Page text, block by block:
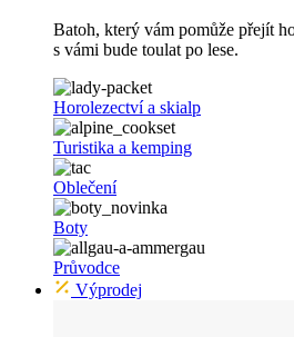
Batoh, který vám pomůže přejít
s vámi bude toulat po lese.
Horolezectví a skialp
Turistika a kemping
Oblečení
Boty
Průvodce
Výprodej